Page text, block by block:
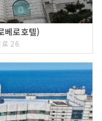
베로호텔)
로 26